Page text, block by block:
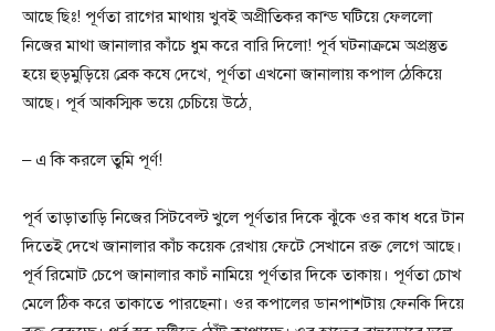
আছে ছিঃ! পূর্ণতা রাগের মাথায় খুবই অপ্রীতিকর কান্ড ঘটিয়ে ফেললো
নিজের মাথা জানালার কাঁচে ধুম করে বারি দিলো! পূর্ব ঘটনাক্রমে অপ্রস্তুত
হয়ে হুড়মুড়িয়ে ব্রেক কষে দেখে, পূর্ণতা এখনো জানালায় কপাল ঠেকিয়ে
আছে। পূর্ব আকস্মিক ভয়ে চেচিয়ে উঠে,
– এ কি করলে তুমি পূর্ণ!
পূর্ব তাড়াতাড়ি নিজের সিটবেল্ট খুলে পূর্ণতার দিকে ঝুঁকে ওর কাধ ধরে টান
দিতেই দেখে জানালার কাঁচ কয়েক রেখায় ফেটে সেখানে রক্ত লেগে আছে।
পূর্ব রিমোট চেপে জানালার কাচঁ নামিয়ে পূর্ণতার দিকে তাকায়। পূর্ণতা চোখ
মেলে ঠিক করে তাকাতে পারছেনা। ওর কপালের ডানপাশটায় ফেনকি দিয়ে